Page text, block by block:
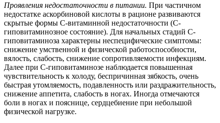
Проявления недостаточности в питании. При частичном
недостатке аскорбиновой кислоты в рационе развиваются
скрытые формы С-витаминной недостаточности (С-
гиповитаминозное состояние). Для начальных стадий С-
гиповитаминоза характерны неспецифические симптомы:
снижение умственной и физической работоспособности,
вялость, слабость, снижение сопротивляемости инфекциям.
Далее при С-гиповитаминозе наблюдается повышенная
чувствительность к холоду, беспричинная зябкость, очень
быстрая утомляемость, подавленность или раздражительность,
снижение аппетита, слабость в ногах. Иногда отмечаются
боли в ногах и пояснице, сердцебиение при небольшой
физической нагрузке.